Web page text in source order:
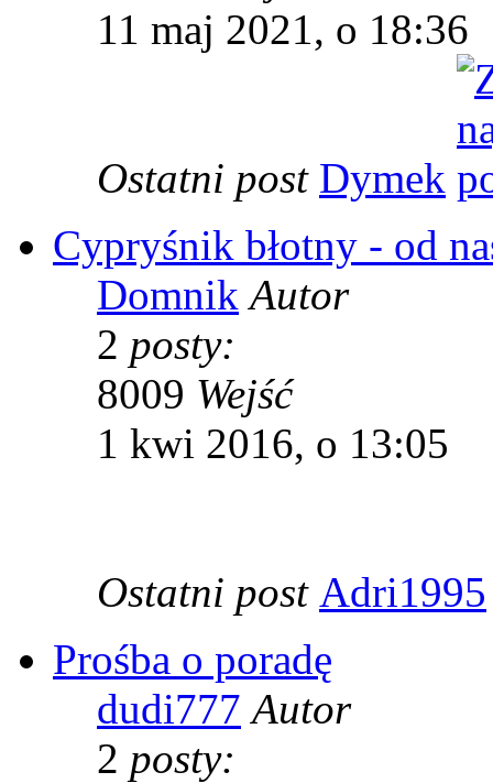
11 maj 2021, o 18:36
Ostatni post Dymek
Cypryśnik błotny - od
Domnik Autor
2 posty:
8009 Wejść
1 kwi 2016, o 13:05
Ostatni post Adri1995
Prośba o poradę
dudi777 Autor
2 posty: